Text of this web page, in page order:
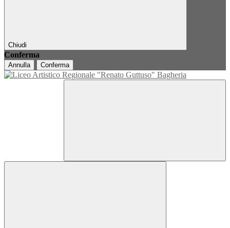
Chiudi
Conferma
Annulla Conferma